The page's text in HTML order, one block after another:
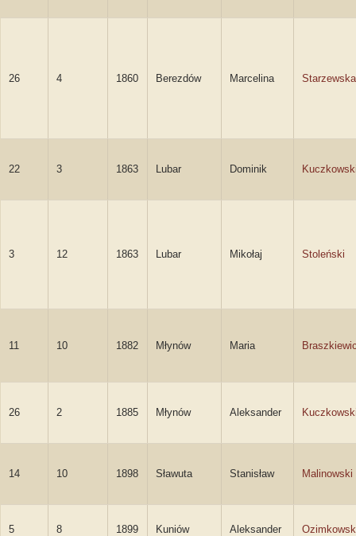
26 4 1860 Berezdów Marcelina Starzewska
22 3 1863 Lubar Dominik
3 12 1863 Lubar Mikołaj Stoleński
11 10 1882 Młynów Maria
26 2 1885 Młynów Aleksander
14 10 1898 Sławuta Stanisław Malinowski
5 8 1899 Kuniów Aleksander